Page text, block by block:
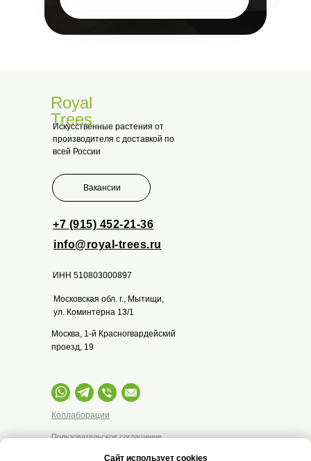
Искусственные растения от
производителя с доставкой по
всей России
Пользовательское соглашение
Московская обл. г., Мытищи,
ул. Коминтерна 13/1
Москва, 1-й Красногвардейский
проезд, 19
ИНН 510803000897
Коллаборации
+7 (915) 452-21-36
info@royal-trees.ru
Royal
Trees
Вакансии
Сайт использует cookies